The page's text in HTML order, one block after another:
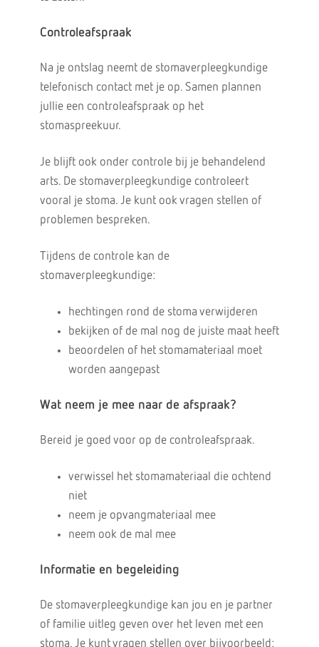
Controleafspraak
Na je ontslag neemt de stomaverpleegkundige
telefonisch contact met je op. Samen plannen
jullie een controleafspraak op het
stomaspreekuur.
Je blijft ook onder controle bij je behandelend
arts. De stomaverpleegkundige controleert
vooral je stoma. Je kunt ook vragen stellen of
problemen bespreken.
Tijdens de controle kan de
stomaverpleegkundige:
hechtingen rond de stoma verwijderen
bekijken of de mal nog de juiste maat heeft
beoordelen of het stomamateriaal moet
worden aangepast
Wat neem je mee naar de afspraak?
Bereid je goed voor op de controleafspraak.
verwissel het stomamateriaal die ochtend
niet
neem je opvangmateriaal mee
neem ook de mal mee
Informatie en begeleiding
De stomaverpleegkundige kan jou en je partner
of familie uitleg geven over het leven met een
stoma. Je kunt vragen stellen over bijvoorbeeld: